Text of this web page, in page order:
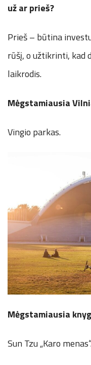
už ar prieš?
Prieš – būtina
rūšį, o užtikrinti, kad
laikrodis.
Mėgstamiausia
Vingio parkas.
Mėgstamiausia
Sun Tzu „Karo